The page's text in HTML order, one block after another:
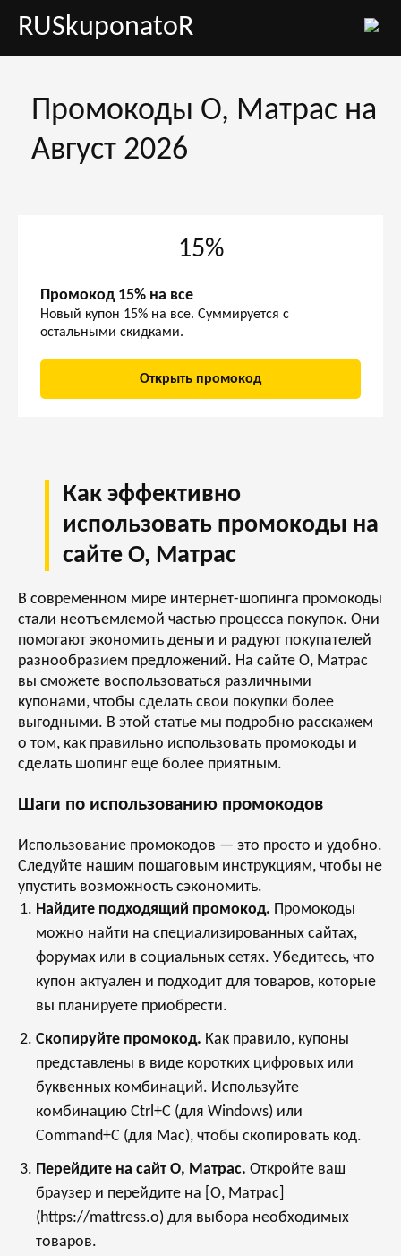
RUSkuponatoR
Промокоды О, Матрас на
Август 2026
15%
Промокод 15% на все
Новый купон 15% на все. Суммируется с
остальными скидками.
Открыть промокод
Как эффективно
использовать промокоды на
сайте О, Матрас
В современном мире интернет-шопинга промокоды
стали неотъемлемой частью процесса покупок. Они
помогают экономить деньги и радуют покупателей
разнообразием предложений. На сайте О, Матрас
вы сможете воспользоваться различными
купонами, чтобы сделать свои покупки более
выгодными. В этой статье мы подробно расскажем
о том, как правильно использовать промокоды и
сделать шопинг еще более приятным.
Шаги по использованию промокодов
Использование промокодов — это просто и удобно.
Следуйте нашим пошаговым инструкциям, чтобы не
упустить возможность сэкономить.
Найдите подходящий промокод. Промокоды
можно найти на специализированных сайтах,
форумах или в социальных сетях. Убедитесь, что
купон актуален и подходит для товаров, которые
вы планируете приобрести.
Скопируйте промокод. Как правило, купоны
представлены в виде коротких цифровых или
буквенных комбинаций. Используйте
комбинацию Ctrl+C (для Windows) или
Command+C (для Mac), чтобы скопировать код.
Перейдите на сайт О, Матрас. Откройте ваш
браузер и перейдите на [О, Матрас]
(https://mattress.o) для выбора необходимых
товаров.